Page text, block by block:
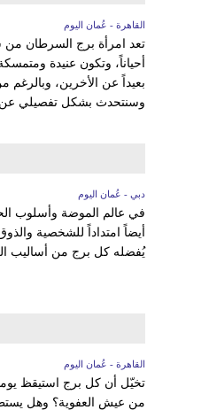
القاهرة - عُمان اليوم
تعد امرأة برج السرطان من
أحياناً، وتكون عنيدة
بعيداً عن الأخرين،
وسنتحدث بشكل تفصيلي
دبي - عُمان اليوم
في عالم الموضة وأسلوب
أيضاً امتداداً للشخصية
يُفضله كل برج من أساليب
القاهرة - عُمان اليوم
تخيّل أن كل برج استيقظ
من عيش العفوية؟ وهل